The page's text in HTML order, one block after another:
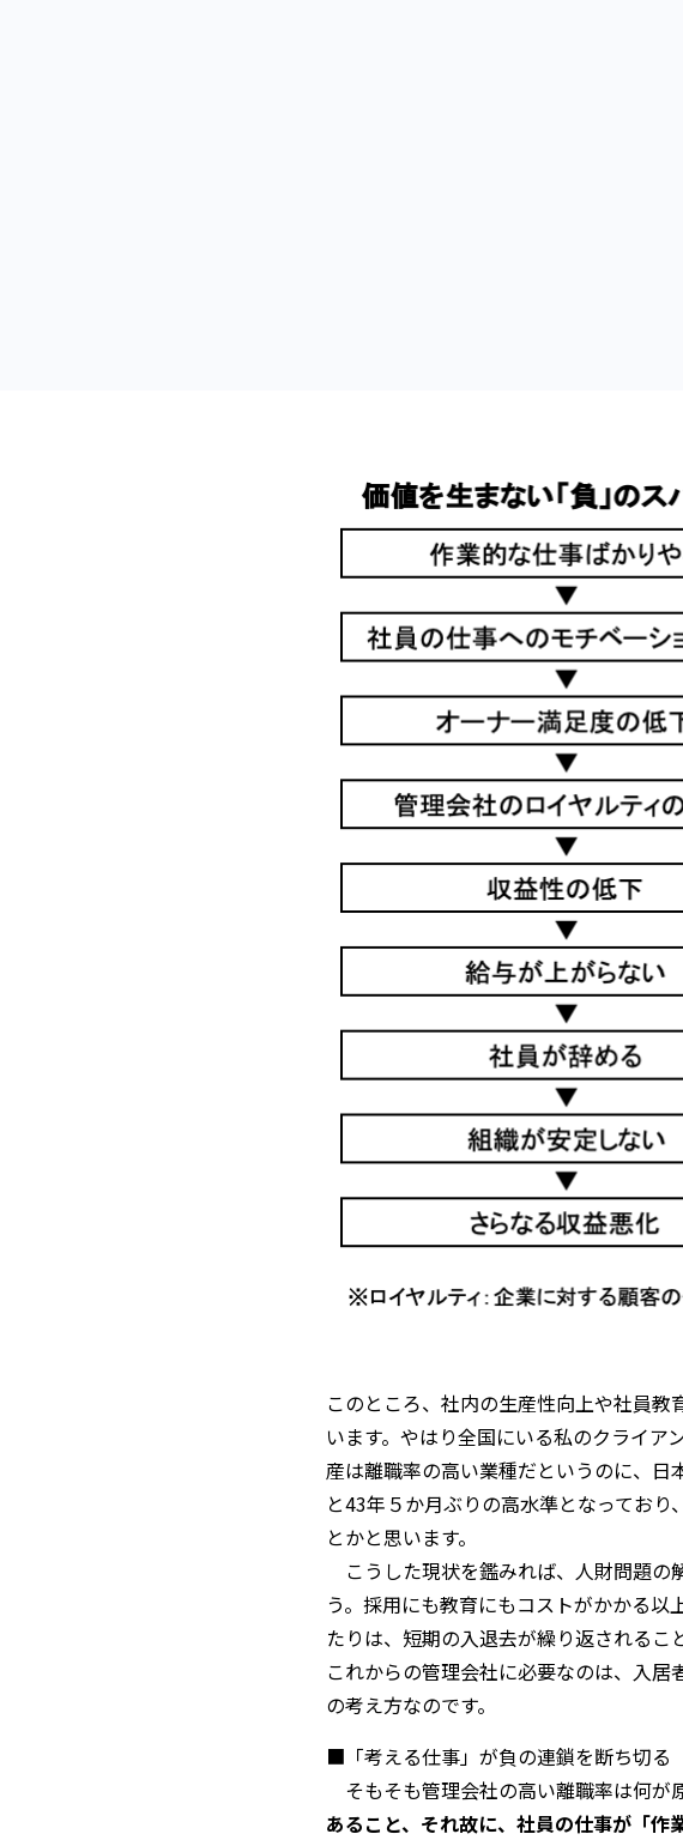
このところ、社内の生産性向上や社員
います。やはり全国にいる私のクライ
産は離職率の高い業種だというのに、
と43年５か月ぶりの高水準となってお
とかと思います。
こうした現状を鑑みれば、人財問題の
う。採用にも教育にもコストがかかる
たりは、短期の入退去が繰り返されるこ
これからの管理会社に必要なのは、入
の考え方なのです。
■「考える仕事」が負の連鎖を断ち切る
そもそも管理会社の高い離職率は何が
あること、それ故に、社員の仕事が「